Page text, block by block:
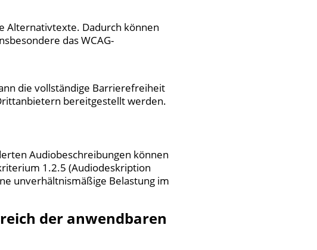
Alternativtexte. Dadurch können
das WCAG-
die vollständige Barrierefreiheit
bereitgestellt werden.
Audiobeschreibungen können
1.2.5 (Audiodeskription
unverhältnismäßige Belastung im
der anwendbaren